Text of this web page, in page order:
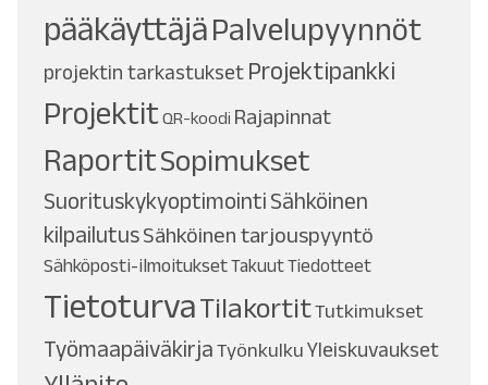
pääkäyttäjäPalvelupyynnöt
projektin tarkastukset Projektipankki
ProjektitQR-koodi Rajapinnat
RaportitSopimukset
Suorituskykyoptimointi Sähköinen
kilpailutusSähköinen tarjouspyyntö
Sähköposti-ilmoituksetTakuutTiedotteet
TietoturvaTilakortitTutkimukset
TyömaapäiväkirjaTyönkulkuYleiskuvaukset